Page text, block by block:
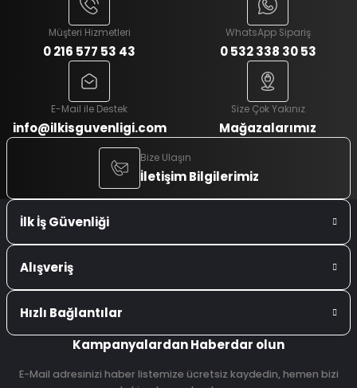
Müşteri Hizmetleri
0 216 577 53 43
WhatsApp Sipariş
0 532 338 30 53
E-Mail ile Destek
info@ilkisguvenligi.com
Size Çok Yakınız
Mağazalarımız
Bize Ulaşın
İletişim Bilgilerimiz
İlk İş Güvenliği
Alışveriş
Hızlı Bağlantılar
Kampanyalardan Haberdar olun
E-Mail adresinizi haber listemize ücretsiz kaydedin, hemen bizi